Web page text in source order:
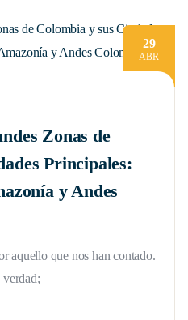
29
ABR
Zonas de
Principales:
y Andes
aquello que nos han contado.